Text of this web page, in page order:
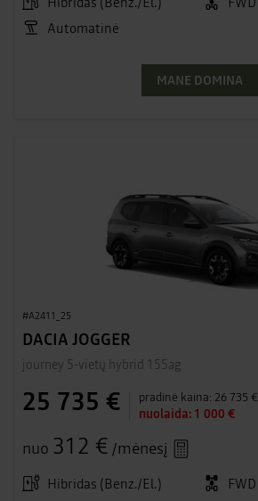
Automatinė
MANE DOMINA
#A2411_25
DACIA JOGGER
journey 5-vietų hybrid 155ag
25 735 € pradinė kaina: 26 735 €
nuolaida: 1 000 €
nuo 312 € /mėnesį
Hibridas (Benz./El.)
FWD